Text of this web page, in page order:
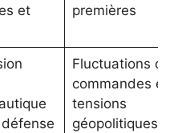
et
premières
Fluctuations des
commandes et
tensions
géopolitiques